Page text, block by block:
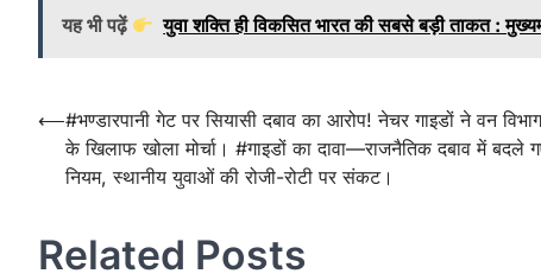
यह भी पढ़ें युवा शक्ति ही विकसित भारत की सबसे बड़ी ताकत :
Post
navigation
⟵#भण्डारपानी गेट पर सियासी दबाव का आरोप! नेचर गाइडों ने वन विभाग
के खिलाफ खोला मोर्चा। #गाइडों का दावा—राजनैतिक दबाव में बदले
नियम, स्थानीय युवाओं की रोजी-रोटी पर संकट।
Related Posts